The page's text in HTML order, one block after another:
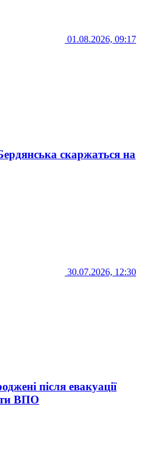
01.08.2026, 09:17
скаржаться на
30.07.2026, 12:30
після евакуації
ВПО